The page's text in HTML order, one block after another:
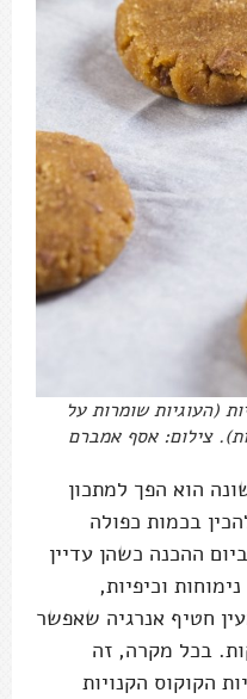
(העוגיות שומרות על
צילום: אסף אמברם
הוא הפך למתכון
בכמות כפולה
ההכנה כשהן עדיין
וכיפיות,
חטיף אנרגיה שאפשר
בכל מקרה, זה
הקוקוס הקנויות